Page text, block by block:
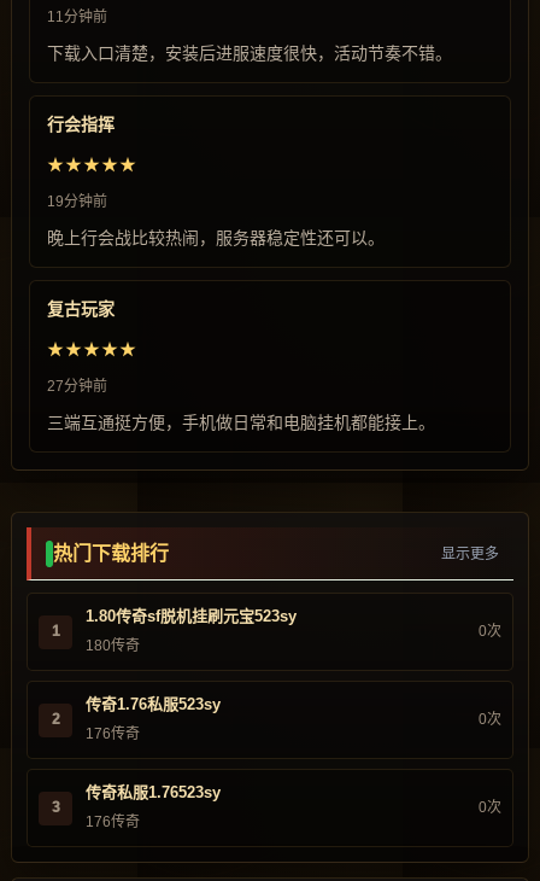
11分钟前
下载入口清楚，安装后进服速度很快，活动节奏不错。
行会指挥
★★★★★
19分钟前
晚上行会战比较热闹，服务器稳定性还可以。
复古玩家
★★★★★
27分钟前
三端互通挺方便，手机做日常和电脑挂机都能接上。
热门下载排行 显示更多
1
1.80传奇sf脱机挂刷元宝523sy
180传奇
0次
2
传奇1.76私服523sy
176传奇
0次
3
传奇私服1.76523sy
176传奇
0次